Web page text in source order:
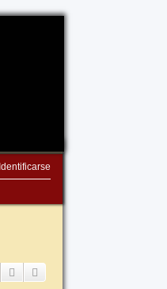
Identificarse
Buscar